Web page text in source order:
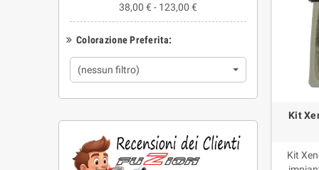
38,00 € - 123,00 €
Colorazione Preferita:
(nessun filtro)
Kit
Kit